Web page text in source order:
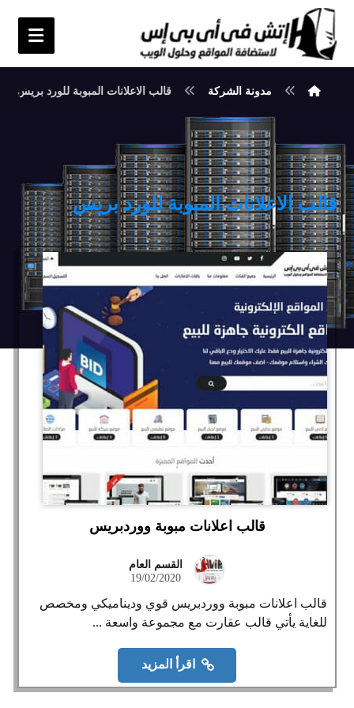
مدونة الشركة قالب الاعلانات المبوبة للورد بريس
قالب الاعلانات المبوبة للورد بريس
قالب اعلانات مبوبة ووردبريس
القسم العام
19/02/2020
قالب اعلانات مبوبة ووردبريس قوي وديناميكي ومخصص
للغاية يأتي قالب عقارت مع مجموعة واسعة ...
اقرأ المزيد